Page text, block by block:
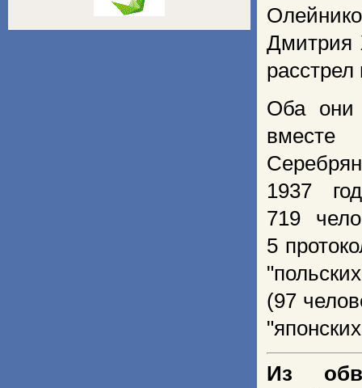
Дмитрия
Оба они
вместе
1937
719
5
(97
Из